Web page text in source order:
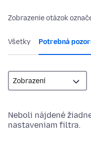
Zobrazenie otázok
Všetky Potrebná
Neboli nájdené
nastaveniam filtra.